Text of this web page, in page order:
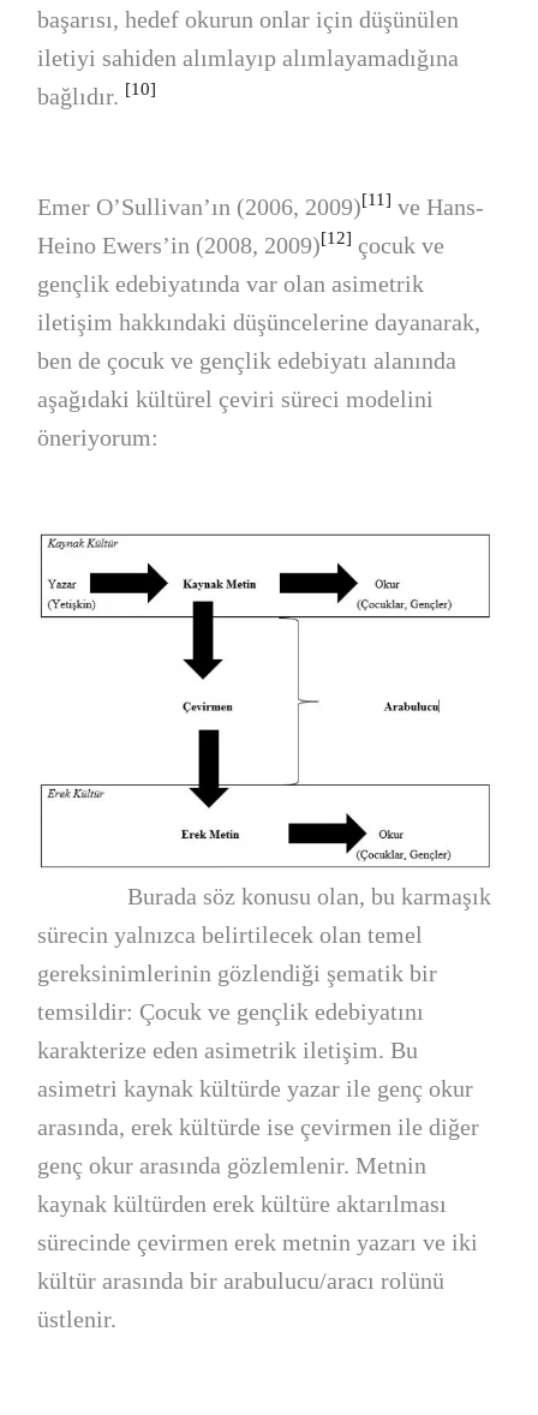
başarısı, hedef okurun onlar için düşünülen
iletiyi sahiden alımlayıp alımlayamadığına
bağlıdır. [10]
Emer O’Sullivan’ın (2006, 2009)[11] ve Hans-
Heino Ewers’in (2008, 2009)[12] çocuk ve
gençlik edebiyatında var olan asimetrik
iletişim hakkındaki düşüncelerine dayanarak,
ben de çocuk ve gençlik edebiyatı alanında
aşağıdaki kültürel çeviri süreci modelini
öneriyorum:
Burada söz konusu olan, bu karmaşık
sürecin yalnızca belirtilecek olan temel
gereksinimlerinin gözlendiği şematik bir
temsildir: Çocuk ve gençlik edebiyatını
karakterize eden asimetrik iletişim. Bu
asimetri kaynak kültürde yazar ile genç okur
arasında, erek kültürde ise çevirmen ile diğer
genç okur arasında gözlemlenir. Metnin
kaynak kültürden erek kültüre aktarılması
sürecinde çevirmen erek metnin yazarı ve iki
kültür arasında bir arabulucu/aracı rolünü
üstlenir.